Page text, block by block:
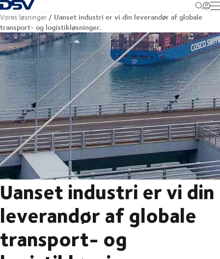
Tilbage til forsiden
Vores løsninger
Uanset industri er vi din leverandør af globale
transport- og logistikløsninger.
Uanset industri er vi din
leverandør af globale
transport- og